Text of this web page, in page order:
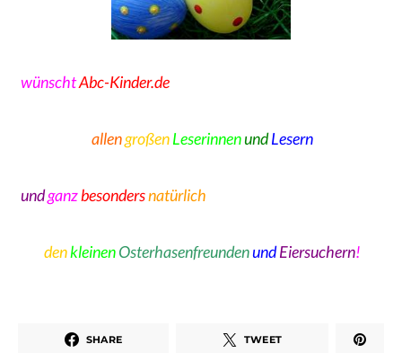
wünschtAbc-Kinder.de
allengroßenLeserinnenundLesern
undganzbesondersnatürlich
denkleinenOsterhasenfreundenundEiersuchern!
SHARE TWEET